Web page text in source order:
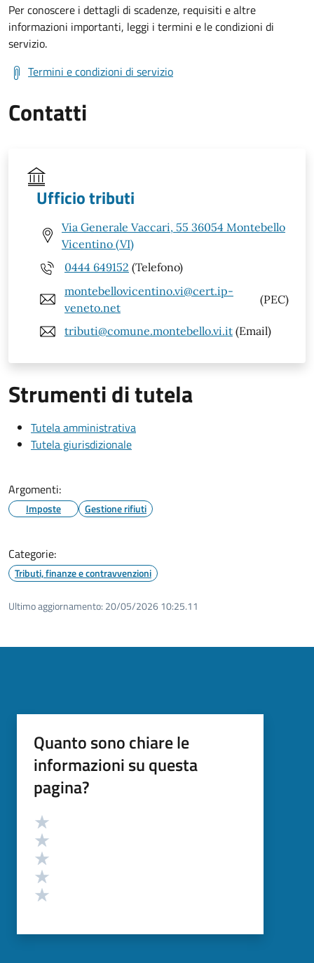
Per conoscere i dettagli di scadenze, requisiti e altre
informazioni importanti, leggi i termini e le condizioni di
servizio.
Termini e condizioni di servizio
Contatti
Ufficio tributi
Via Generale Vaccari, 55 36054 Montebello
Vicentino (VI)
0444 649152 (Telefono)
montebellovicentino.vi@cert.ip-
veneto.net
(PEC)
tributi@comune.montebello.vi.it (Email)
Strumenti di tutela
Tutela amministrativa
Tutela giurisdizionale
Argomenti:
Imposte Gestione rifiuti
Categorie:
Tributi, finanze e contravvenzioni
Ultimo aggiornamento: 20/05/2026 10:25.11
Quanto sono chiare le
informazioni su questa
pagina?
Valutazione